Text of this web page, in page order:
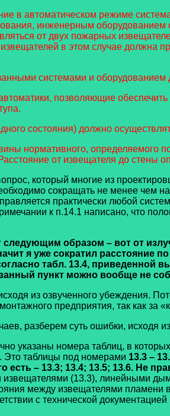
в автоматическом режиме
инженерным оборудованием
от двух пожарных
в этом случае должна
системами и
позволяющие
состояния) должно
нормативного,
от извещателя до стены
который многие из
сокращать не менее чем
практически любой
к п.14.1 написано, что
образом – вот от
я уже сократил
табл. 13.4, приведенной
пункт можно вообще не
из озвученного убеждения.
предприятия, так как за
разберем суть ошибки, исходя
указаны номера таблиц, в
Это таблицы под номерами 13.3 –
– 13.3; 13.4; 13.5; 13.6. Не
(13.3), линейными
между извещателями пламени
с технической